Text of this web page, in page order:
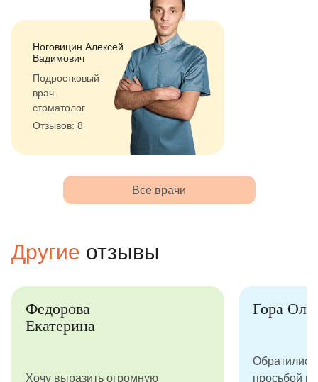
Ноговицин Алексей
Вадимович
Подростковый
врач-
стоматолог
Отзывов: 8
Все врачи
Другие отзывы
Федорова
Екатерина
Хочу выразить огромную
Гора
просьбой в